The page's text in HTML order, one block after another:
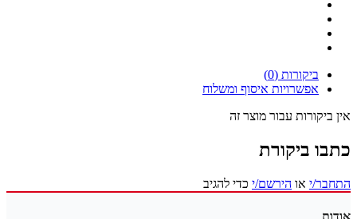
ביקורות (0)
אפשרויות איסוף ומשלוח
אין ביקורות עבור מוצר זה
כתבו ביקורת
התחבר/י או הירשם/י כדי להגיב